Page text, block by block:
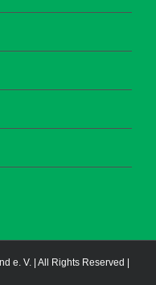
e. V. | All Rights Reserved |